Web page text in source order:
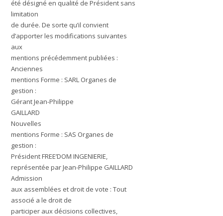
été désigné en qualité de Président sans
limitation
de durée. De sorte qu’il convient
d’apporter les modifications suivantes
aux
mentions précédemment publiées :
Anciennes
mentions Forme : SARL Organes de
gestion :
Gérant Jean-Philippe
GAILLARD
Nouvelles
mentions Forme : SAS Organes de
gestion :
Président FREE’DOM INGENIERIE,
représentée par Jean-Philippe GAILLARD
Admission
aux assemblées et droit de vote : Tout
associé a le droit de
participer aux décisions collectives,